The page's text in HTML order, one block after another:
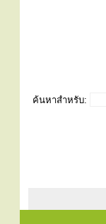
ค้นหาสำหรับ: